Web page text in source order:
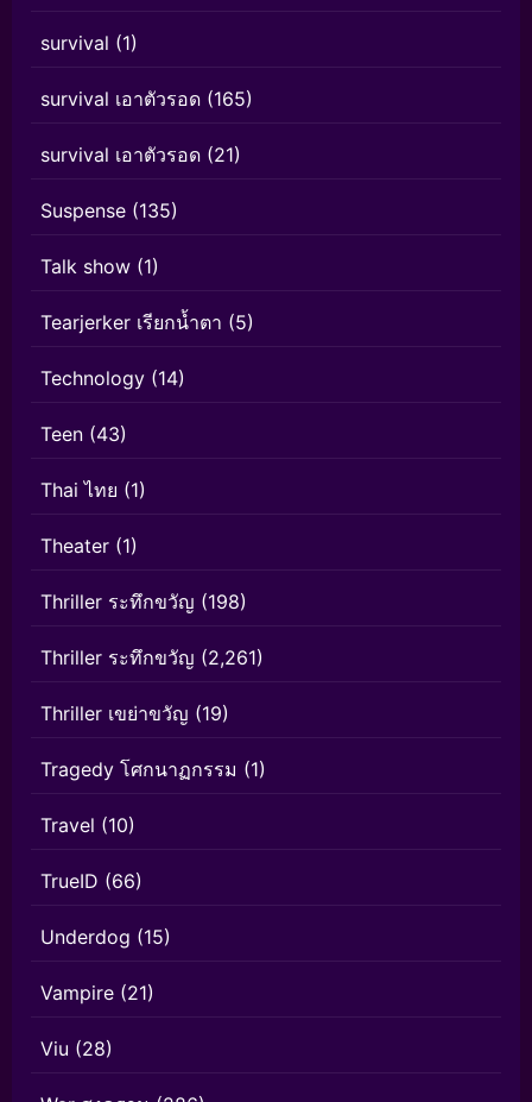
survival (1)
survival เอาตัวรอด (165)
survival เอาตัวรอด (21)
Suspense (135)
Talk show (1)
Tearjerker เรียกน้ำตา (5)
Technology (14)
Teen (43)
Thai ไทย (1)
Theater (1)
Thriller ระทึกขวัญ (198)
Thriller ระทึกขวัญ (2,261)
Thriller เขย่าขวัญ (19)
Tragedy โศกนาฏกรรม (1)
Travel (10)
TrueID (66)
Underdog (15)
Vampire (21)
Viu (28)